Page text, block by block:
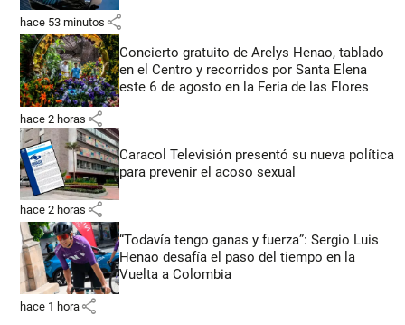
hace 53 minutos share
Concierto gratuito de Arelys Henao, tablado
en el Centro y recorridos por Santa Elena
este 6 de agosto en la Feria de las Flores
hace 2 horas share
Caracol Televisión presentó su nueva política
para prevenir el acoso sexual
hace 2 horas share
“Todavía tengo ganas y fuerza”: Sergio Luis
Henao desafía el paso del tiempo en la
Vuelta a Colombia
hace 1 hora share